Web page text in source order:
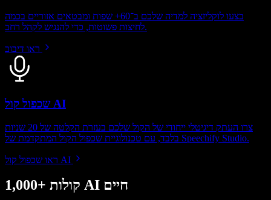
בצעו לוקליזציה למדיה שלכם ב־60+ שפות ומבטאים אזוריים בכמה
לחיצות פשוטות, כדי להנגיש לקהל רחב.
ראו דיבוב
שכפול קול AI
צרו העתק דיגיטלי ייחודי של הקול שלכם בעזרת הקלטה של 20 שניות
בלבד, עם טכנולוגיית שכפול הקול המתקדמת של Speechify Studio.
ראו שכפול קול AI
1,000+ קולות AI חיים